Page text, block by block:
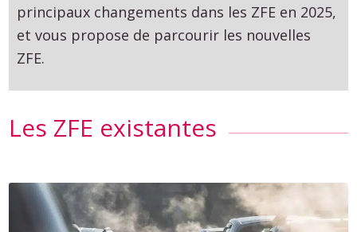
principaux changements dans les ZFE en 2025,
et vous propose de parcourir les nouvelles
ZFE.
Les ZFE existantes